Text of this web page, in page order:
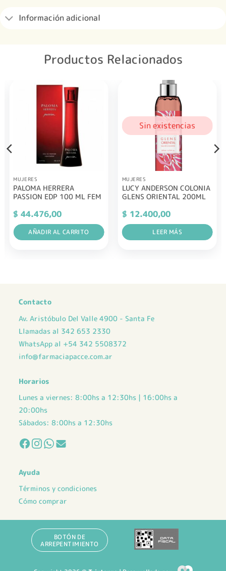
Información adicional
Productos Relacionados
MUJERES
PALOMA HERRERA
PASSION EDP 100 ML FEM
$ 44.476,00
AÑADIR AL CARRITO
Sin existencias
MUJERES
LUCY ANDERSON COLONIA
GLENS ORIENTAL 200ML
$ 12.400,00
LEER MÁS
Contacto
Av. Aristóbulo Del Valle 4900 - Santa Fe
Llamadas al 342 653 2330
WhatsApp al +54 342 5508372
info@farmaciapacce.com.ar
Horarios
Lunes a viernes: 8:00hs a 12:30hs | 16:00hs a
20:00hs
Sábados: 8:00hs a 12:30hs
Ayuda
Términos y condiciones
Cómo comprar
BOTÓN DE
ARREPENTIMIENTO